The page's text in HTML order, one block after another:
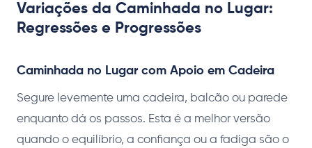
Variações da Caminhada no Lugar:
Regressões e Progressões
Caminhada no Lugar com Apoio em Cadeira
Segure levemente uma cadeira, balcão ou parede
enquanto dá os passos. Esta é a melhor versão
quando o equilíbrio, a confiança ou a fadiga são o